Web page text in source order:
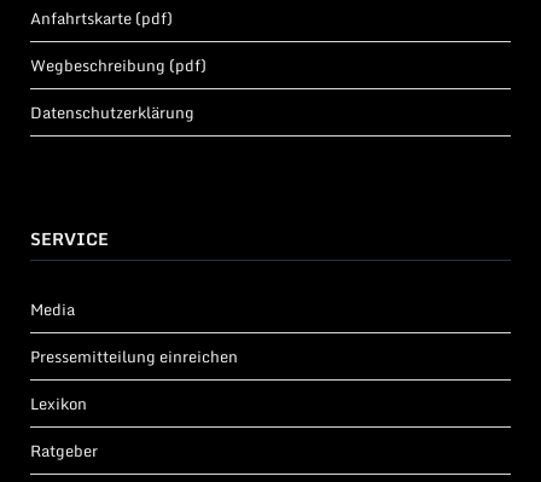
Anfahrtskarte (pdf)
Wegbeschreibung (pdf)
Datenschutzerklärung
SERVICE
Media
Pressemitteilung einreichen
Lexikon
Ratgeber